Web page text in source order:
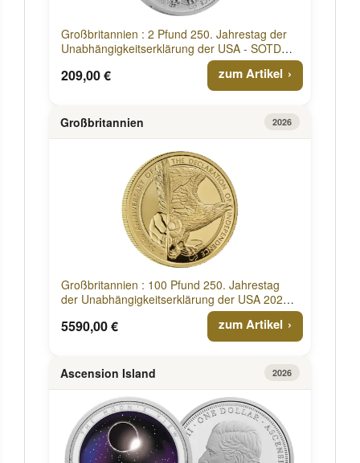
Großbritannien : 2 Pfund 250. Jahrestag der
Unabhängigkeitserklärung der USA - SOTD
209,00 € zum Artikel
Großbritannien 2026
Großbritannien : 100 Pfund 250. Jahrestag
der Unabhängigkeitserklärung der USA 2026
5590,00 € zum Artikel
Ascension Island 2026